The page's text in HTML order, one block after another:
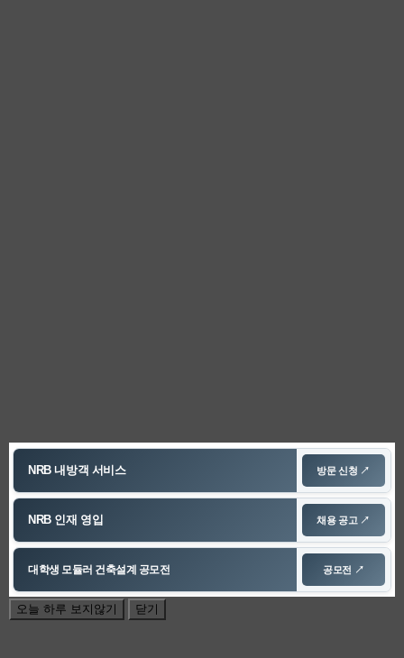
Notice Popup
NRB 내방객 서비스 방문 신청 ↗
NRB 인재 영입 채용 공고 ↗
대학생 모듈러 건축설계 공모전 공모전 ↗
오늘 하루 보지않기 닫기